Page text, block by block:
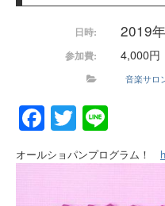
日時: 2019
参加費: 4,000円
音楽サロ
Facebook
Twitter
オールショパンプログラム！